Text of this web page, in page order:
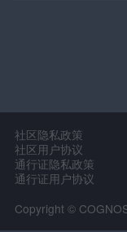
社区隐私政策
社区用户协议
通行证隐私政策
通行证用户协议
Copyright ©